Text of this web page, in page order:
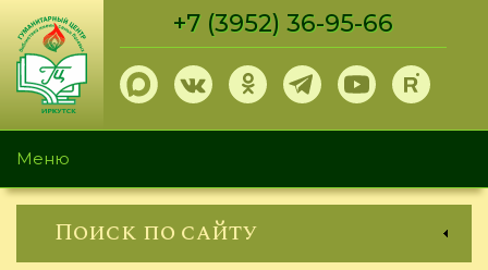
Перейти
основному
содержанию
+7 (3952) 36-95-66
Меню
Поиск по сайту